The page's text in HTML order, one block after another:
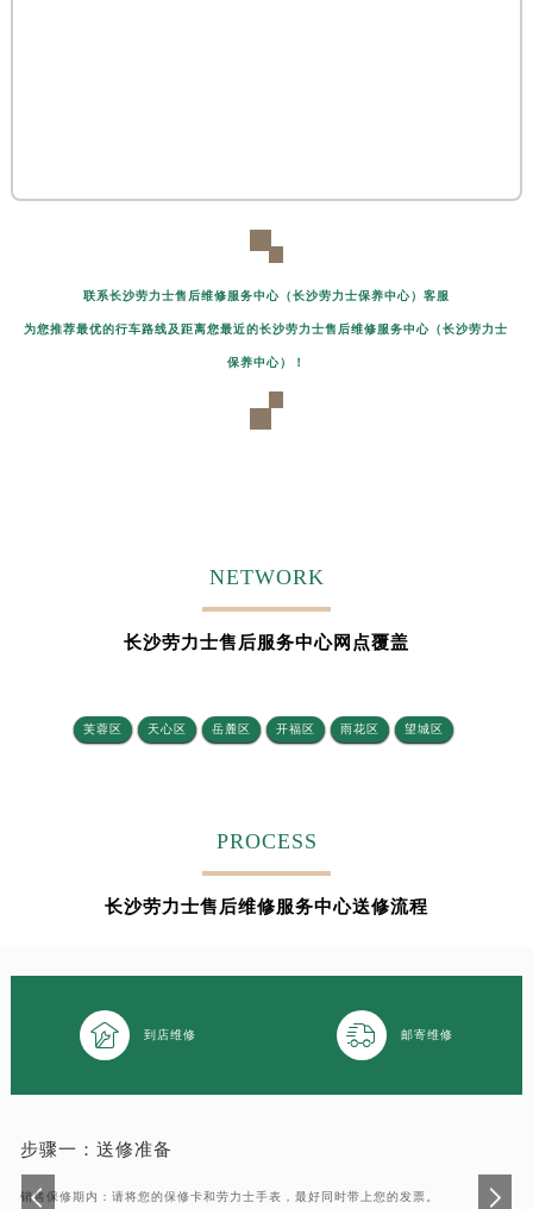
联系长沙劳力士售后维修服务中心（长沙劳力士保养中心）客服
为您推荐最优的行车路线及距离您最近的长沙劳力士售后维修服务中心（长沙劳力士
保养中心）！
NETWORK
长沙劳力士售后服务中心网点覆盖
芙蓉区 天心区 岳麓区 开福区 雨花区 望城区‌
PROCESS
长沙劳力士售后维修服务中心送修流程
 到店维修  邮寄维修
步骤一： 送修准备
销售保修期内：请将您的保修卡和劳力士手表，最好同时带上您的发票。